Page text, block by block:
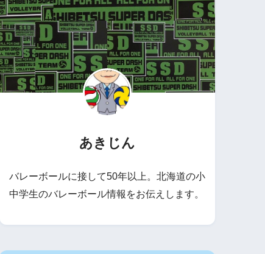
あきじん
バレーボールに接して50年以上。北海道の小
中学生のバレーボール情報をお伝えします。